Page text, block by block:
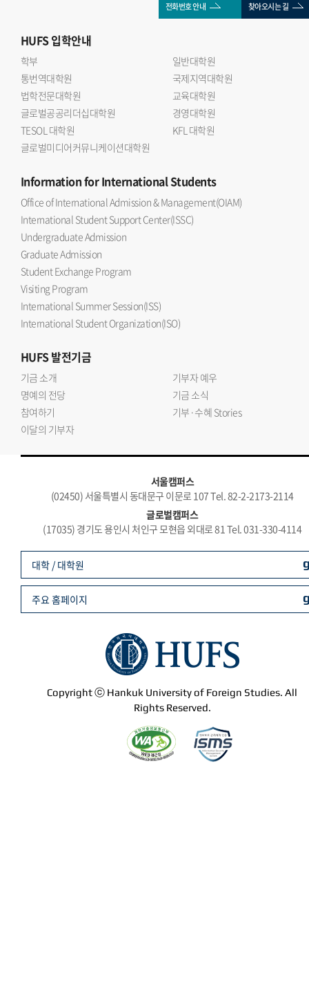
전화번호 안내 찾아오시는 길
HUFS입학안내
학부
일반대학원
통번역대학원
국제지역대학원
법학전문대학원
교육대학원
글로벌공공리더십대학원
경영대학원
TESOL 대학원
KFL 대학원
글로벌미디어커뮤니케이션대학원
Informationfor International Students
Office of International Admission & Management(OIAM)
International Student Support Center(ISSC)
Undergraduate Admission
Graduate Admission
Student Exchange Program
Visiting Program
International Summer Session(ISS)
International Student Organization(ISO)
HUFS발전기금
기금 소개
기부자 예우
명예의 전당
기금 소식
참여하기
기부·수혜 Stories
이달의 기부자
서울캠퍼스
(02450) 서울특별시 동대문구 이문로 107 Tel. 82-2-2173-2114
글로벌캠퍼스
(17035) 경기도 용인시 처인구 모현읍 외대로 81 Tel. 031-330-4114
Copyright ⓒ Hankuk University of Foreign Studies. All
Rights Reserved.
대학 / 대학원
주요 홈페이지